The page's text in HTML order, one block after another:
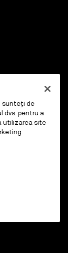
sunteți de
dvs. pentru a
utilizarea site-